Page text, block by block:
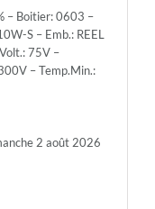
– Boitier: 0603 –
S – Emb.: REEL
75V –
– Temp.Min.:
2 août 2026